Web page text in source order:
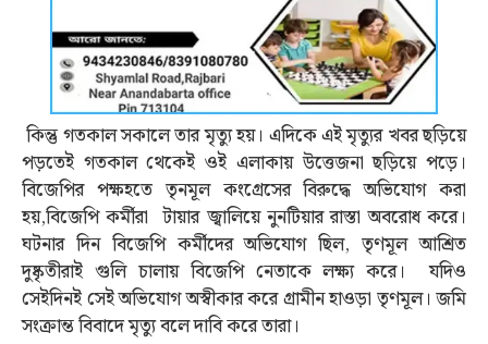
কিন্তু গতকাল সকালে তার মৃত্যু হয়। এদিকে এই মৃত্যুর খবর ছড়িয়ে
পড়তেই গতকাল থেকেই ওই এলাকায় উত্তেজনা ছড়িয়ে পড়ে।
বিজেপির পক্ষহতে তৃনমূল কংগ্রেসের বিরুদ্ধে অভিযোগ করা
হয়,বিজেপি কর্মীরা টায়ার জ্বালিয়ে নুনটিয়ার রাস্তা অবরোধ করে।
ঘটনার দিন বিজেপি কর্মীদের অভিযোগ ছিল, তৃণমূল আশ্রিত
দুষ্কৃতীরাই গুলি চালায় বিজেপি নেতাকে লক্ষ্য করে। যদিও
সেইদিনই সেই অভিযোগ অস্বীকার করে গ্রামীন হাওড়া তৃণমূল। জমি
সংক্রান্ত বিবাদে মৃত্যু বলে দাবি করে তারা।